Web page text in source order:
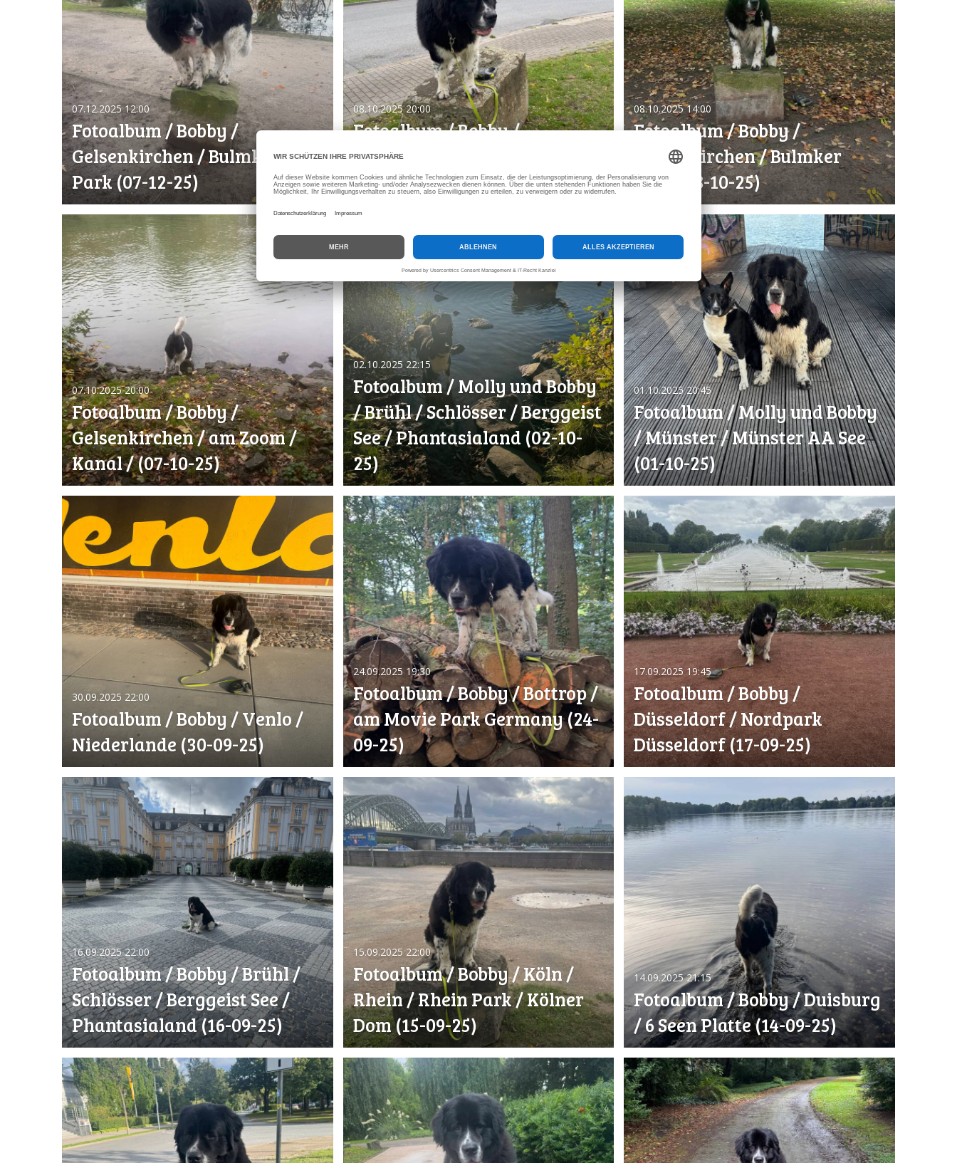
Fotoalbum / Bobby /
Gelsenkirchen / Bulmker
Park (07-12-25)
07.12.2025 12:00
Fotoalbum / Bobby /
Gelsenkirchen / am Zoom /
Kanal / (08-10-25)
08.10.2025 20:00
Fotoalbum / Bobby /
Gelsenkirchen / Bulmker
Park (08-10-25)
08.10.2025 14:00
Fotoalbum / Bobby /
Gelsenkirchen / am Zoom /
Kanal / (07-10-25)
07.10.2025 20:00
Fotoalbum / Molly und Bobby
/ Brühl / Schlösser / Berggeist
See / Phantasialand (02-10-
25)
02.10.2025 22:15
Fotoalbum / Molly und Bobby
/ Münster / Münster AA See
(01-10-25)
01.10.2025 20:45
Fotoalbum / Bobby / Venlo /
Niederlande (30-09-25)
30.09.2025 22:00
Fotoalbum / Bobby / Bottrop /
am Movie Park Germany (24-
09-25)
24.09.2025 19:30
Fotoalbum / Bobby /
Düsseldorf / Nordpark
Düsseldorf (17-09-25)
17.09.2025 19:45
Fotoalbum / Bobby / Brühl /
Schlösser / Berggeist See /
Phantasialand (16-09-25)
16.09.2025 22:00
Fotoalbum / Bobby / Köln /
Rhein / Rhein Park / Kölner
Dom (15-09-25)
15.09.2025 22:00
Fotoalbum / Bobby / Duisburg
/ 6 Seen Platte (14-09-25)
14.09.2025 21:15